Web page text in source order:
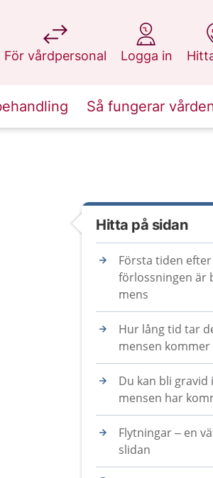
För vårdpersonal
på 1177.se
Logga in
på 1177.se
på
Så fungerar
Hitta på sidan
Första tiden efter
förlossningen är
mens
Hur lång tid tar
mensen kommer
Du kan bli gravid
mensen har
Flytningar – en
slidan